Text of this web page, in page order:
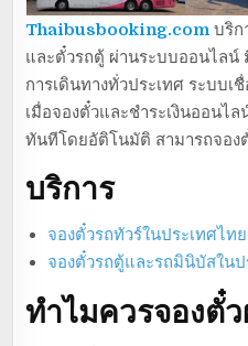
Thaibusbooking.com บริก
และตั๋วรถตู้ ผ่านระบบออนไลน์
การเดินทางทั่วประเทศ ระบบ
เมื่อจองตั๋วและชำระเงินออนไ
ทันทีโดยอัติโนมัติ สามารถจอง
บริการ
จองตั๋วรถทัวร์ในประเทศไทย
จองตั๋วรถตู้และรถมินิบัสในป
ทำไมควรจองตั๋ว